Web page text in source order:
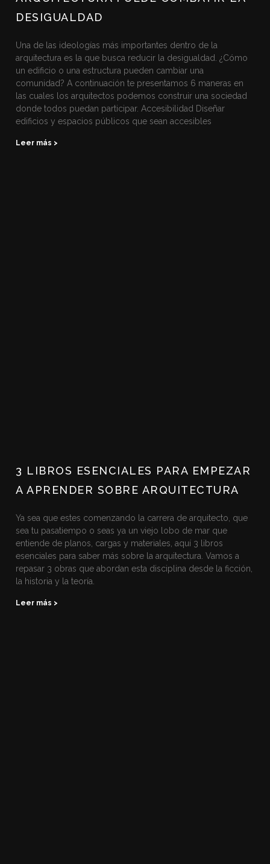
DESIGUALDAD
Una de las ideologías más importantes dentro de la
arquitectura es la que busca reducir la desigualdad. ¿Cómo
un edificio o una estructura pueden cambiar una
comunidad? A continuación te presentamos 6 maneras en
las cuales los arquitectos podemos construir una sociedad
donde todos puedan participar. Accesibilidad Diseñar
edificios y espacios públicos que sean accesibles
Leer más >
3 LIBROS ESENCIALES PARA EMPEZAR
A APRENDER SOBRE ARQUITECTURA
Ya sea que estes comenzando la carrera de arquitecto, que
sea tu pasatiempo o seas ya un viejo lobo de mar que
entiende de planos, cargas y materiales, aquí 3 libros
esenciales para saber más sobre la arquitectura. Vamos a
repasar 3 obras que abordan esta disciplina desde la ficción,
la historia y la teoría.
Leer más >